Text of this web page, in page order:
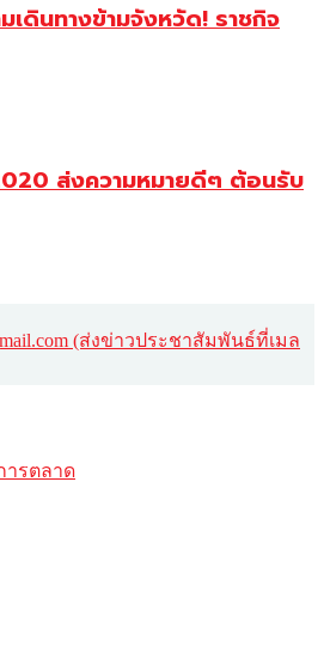
เดินทางข้ามจังหวัด! ราชกิจ
ส่งความหมายดีๆ ต้อนรับ
(ส่งข่าวประชาสัมพันธ์ที่เมล
ารตลาด